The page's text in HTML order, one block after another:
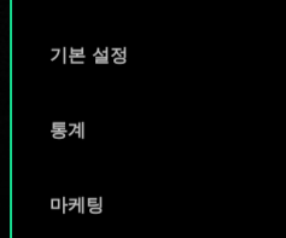
기본 설정
통계
마케팅